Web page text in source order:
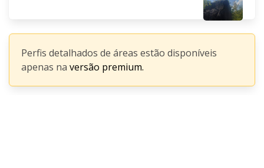
Perfis detalhados de áreas estão disponíveis
apenas na versão premium.